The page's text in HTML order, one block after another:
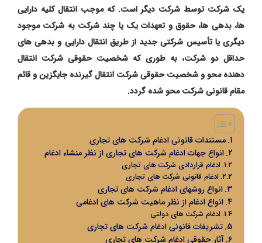
یک شرکت توسط شرکت دیگر است. که موجب انتقال کلیه دارایی
‌ها، بدهی‌ ها، حقوق و تعهدات یک یا چند شرکت به شرکت موجود
دیگری یا تأسیس شرکتی جدید از طریق انتقال دارایی و بدهی ‌های
حداقل دو شرکت، به ‌طوری‌ که شخصیت حقوقی شرکت انتقال
‌دهنده محو و شخصیت حقوقی شرکت انتقال‌ گیرنده جایگزین و قائم
‌مقام قانونی شرکت محو شده گردد.
مستندات قانونی ادغام شرکت های تجاری
انواع جهات ادغام شرکت های تجاری از نظر منشاء ادغام
ادغام قراردادی شرکت های تجاری
ادغام قانونی شرکت های تجاری
انواع روشهای ادغام شرکت های تجاری
انواع ادغام از نظر ماهیت شرکت ‌های ادغامی
ادغام شرکت‌ های دولتی
تشریفات قانونی ادغام شرکت های تجاری
آثار حقوقی ادغام شرکت های تجاری